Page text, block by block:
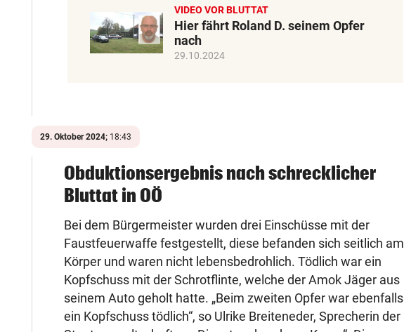
VIDEO VOR BLUTTAT
Hier fährt Roland D. seinem Opfer
nach
29.10.2024
29. Oktober 2024; 18:43
Obduktionsergebnis nach schrecklicher
Bluttat in OÖ
Bei dem Bürgermeister wurden drei Einschüsse mit der
Faustfeuerwaffe festgestellt, diese befanden sich seitlich am
Körper und waren nicht lebensbedrohlich. Tödlich war ein
Kopfschuss mit der Schrotflinte, welche der Amok Jäger aus
seinem Auto geholt hatte. „Beim zweiten Opfer war ebenfalls
ein Kopfschuss tödlich“, so Ulrike Breiteneder, Sprecherin der